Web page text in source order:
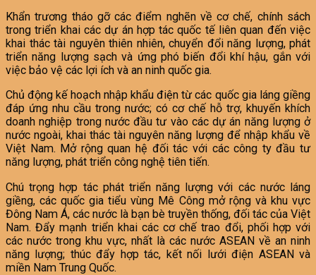
Khẩn trương tháo gỡ các điểm nghẽn về cơ chế, chính sách
trong triển khai các dự án hợp tác quốc tế liên quan đến việc
khai thác tài nguyên thiên nhiên, chuyển đổi năng lượng, phát
triển năng lượng sạch và ứng phó biến đổi khí hậu, gắn với
việc bảo vệ các lợi ích và an ninh quốc gia.
Chủ động kế hoạch nhập khẩu điện từ các quốc gia láng giềng
đáp ứng nhu cầu trong nước; có cơ chế hỗ trợ, khuyến khích
doanh nghiệp trong nước đầu tư vào các dự án năng lượng ở
nước ngoài, khai thác tài nguyên năng lượng để nhập khẩu về
Việt Nam. Mở rộng quan hệ đối tác với các công ty đầu tư
năng lượng, phát triển công nghệ tiên tiến.
Chú trọng hợp tác phát triển năng lượng với các nước láng
giềng, các quốc gia tiểu vùng Mê Công mở rộng và khu vực
Đông Nam Á, các nước là bạn bè truyền thống, đối tác của Việt
Nam. Đẩy mạnh triển khai các cơ chế trao đổi, phối hợp với
các nước trong khu vực, nhất là các nước ASEAN về an ninh
năng lượng; thúc đẩy hợp tác, kết nối lưới điện ASEAN và
miền Nam Trung Quốc.